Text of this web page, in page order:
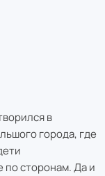
в
города, где
по сторонам. Да и